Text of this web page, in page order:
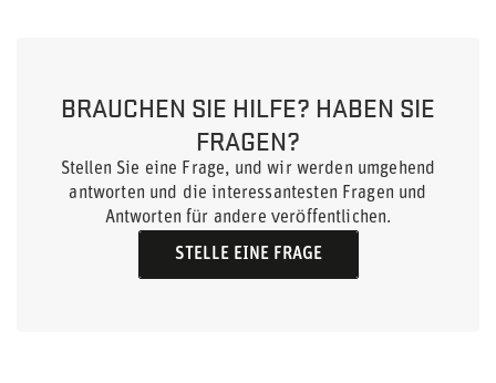
BRAUCHEN SIE HILFE? HABEN SIE
FRAGEN?
Stellen Sie eine Frage, und wir werden umgehend
antworten und die interessantesten Fragen und
Antworten für andere veröffentlichen.
STELLE EINE FRAGE